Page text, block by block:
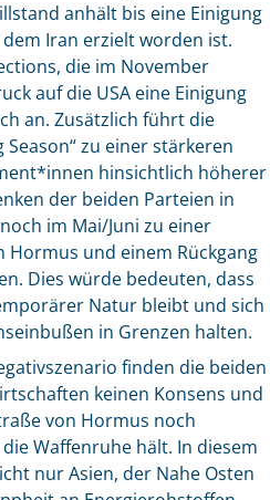
anhält bis eine Einigung
Iran erzielt worden ist.
die im November
auf die USA eine Einigung
an. Zusätzlich führt die
Season“ zu einer stärkeren
hinsichtlich höherer
der beiden Parteien in
im Mai/Juni zu einer
Hormus und einem Rückgang
Dies würde bedeuten, dass
Natur bleibt und sich
in Grenzen halten.
finden die beiden
keinen Konsens und
von Hormus noch
Waffenruhe hält. In diesem
nur Asien, der Nahe Osten